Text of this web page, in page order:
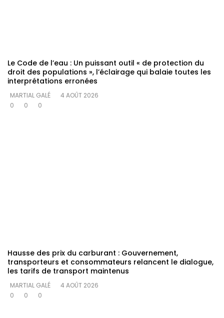
Le Code de l’eau : Un puissant outil « de protection du
droit des populations », l’éclairage qui balaie toutes les
interprétations erronées
MARTIAL GALÉ
4 AOÛT 2026
0
0 0
Hausse des prix du carburant : Gouvernement,
transporteurs et consommateurs relancent le dialogue,
les tarifs de transport maintenus
MARTIAL GALÉ
4 AOÛT 2026
0
0 0